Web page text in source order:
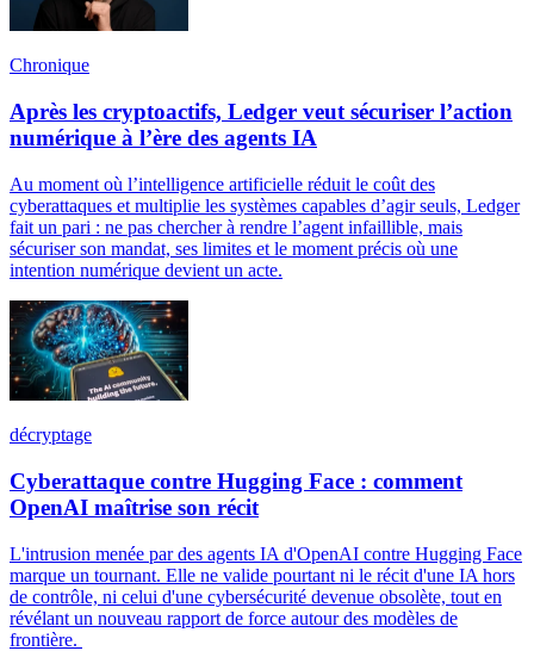
Chronique
Après les cryptoactifs, Ledger veut sécuriser l’action
numérique à l’ère des agents IA
Au moment où l’intelligence artificielle réduit le coût des
cyberattaques et multiplie les systèmes capables d’agir seuls, Ledger
fait un pari : ne pas chercher à rendre l’agent infaillible, mais
sécuriser son mandat, ses limites et le moment précis où une
intention numérique devient un acte.
décryptage
Cyberattaque contre Hugging Face : comment
OpenAI maîtrise son récit
L'intrusion menée par des agents IA d'OpenAI contre Hugging Face
marque un tournant. Elle ne valide pourtant ni le récit d'une IA hors
de contrôle, ni celui d'une cybersécurité devenue obsolète, tout en
révélant un nouveau rapport de force autour des modèles de
frontière.